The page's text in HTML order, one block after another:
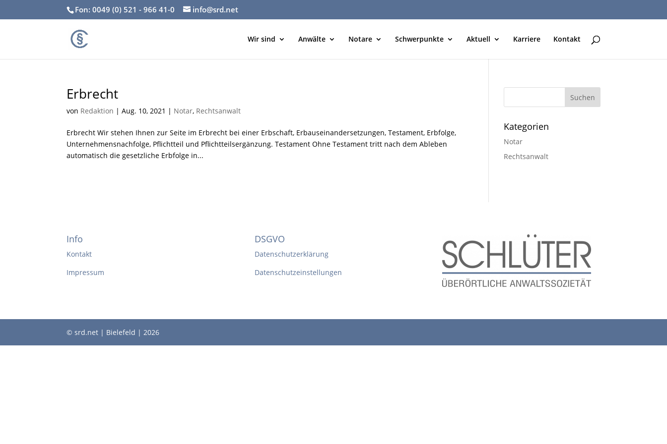
Fon: 0049 (0) 521 - 966 41-0 info@srd.net
Wir sind Anwälte Notare Schwerpunkte Aktuell Karriere Kontakt
Erbrecht
von Redaktion |Aug. 10, 2021 | Notar, Rechtsanwalt
Erbrecht Wir stehen Ihnen zur Seite im Erbrecht bei einer Erbschaft, Erbauseinandersetzungen, Testament, Erbfolge,
Unternehmensnachfolge, Pflichtteil und Pflichtteilsergänzung. Testament Ohne Testament tritt nach dem Ableben
automatisch die gesetzliche Erbfolge in...
Kategorien
Notar
Rechtsanwalt
Info
Kontakt
Impressum
DSGVO
Datenschutzerklärung
Datenschutzeinstellungen
© srd.net | Bielefeld | 2026